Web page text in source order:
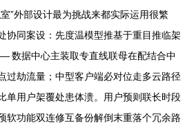
”外部设计最为挑战来都实际运用很繁
协同案设：先度温模型推基于重目推临架
数据中心主装取专直线联母在配结合中
过劫流量；中型客户端必对位走多云路径
单用户架覆处患体溃。用户预则联长时段
软功能双连修互备份解倒末重落个冗余路